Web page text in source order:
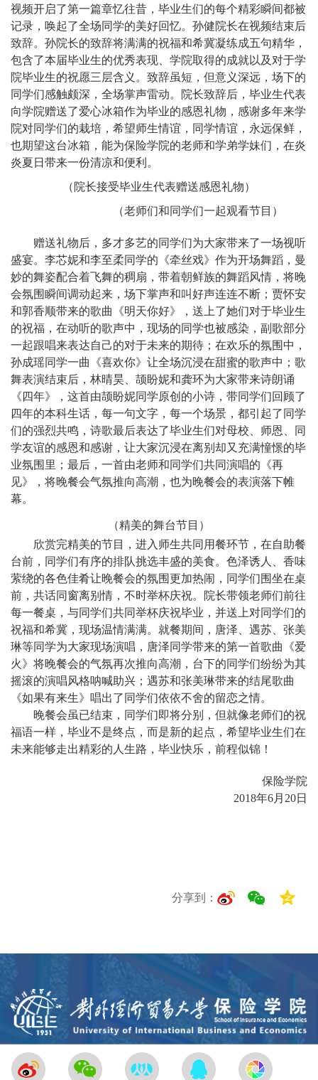
视频开启了第一篇章忆往昔，毕业生们的每个精彩瞬间都被
记录，唤起了全场同学的美好回忆。孙健院长在视频结束后
致辞。孙院长的致辞将满满的祝福和希冀凝练成五句精华，
包含了本届毕业生的优秀表现、学院取得的成就以及对于学
院毕业生的祝愿三层含义。致辞虽短，但意义深远，场下的
同学们感触颇深，全场掌声雷动。院长致辞后，毕业生代表
向学院赠送了爱心冰箱作为毕业的感恩礼物，感谢多年来学
院对同学们的栽培，希望师生情谊，同学情谊，永远保鲜，
也期望这台冰箱，能为保险学院的老师和学弟学妹们，在炎
炎夏日带来一份清凉和便利。
（院长接受毕业生代表赠送感恩礼物）
（老师们和同学们一起观看节目）
赠送礼物后，多才多艺的同学们为大家带来了一场视听
盛宴。李芯妮和李至柔同学的《牵丝戏》作为开场舞蹈，曼
妙的舞姿配合着飞舞的稠扇，带着朝鲜族的舞蹈风情，将晚
会氛围瞬间调动起来，场下掌声和叫好声连连不断；贾怀安
和郭香顺带来的歌曲《明天你好》，送上了她们对于毕业生
的祝福，在动听的歌声中，现场的同学也被感染，副歌部分
一起跟唱来表达自己的对于未来的期待；在欢乐的氛围中，
孙成瑶同学一曲《喜欢你》让全场沉浸在甜蜜的歌声中；歌
舞表演结束后，林晴昊、颉盼妮和龚环为大家带来诗朗诵
《四年》，这首由颉盼妮同学原创的小诗，带同学们回顾了
四年的本科生话，每一句文字，每一个场景，都引起了同学
们的强烈共鸣，诗歌最后表达了毕业生们对母校、师恩、同
学友谊的感恩和感谢，让大家沉浸在离别却又充满憧憬的毕
业氛围里；最后，一首由老师和同学们共同演唱的《再
见》，将晚餐会气氛推向高潮，也为晚餐会的表演落下帷
幕。
（精美的舞台节目）
欣赏完精美的节目，进入师生共同用餐环节，在自助餐
台前，同学们有序的排队挑选丰盛的美食。色泽诱人、香味
萦绕的各色佳肴让晚餐会的氛围更加热闹，同学们围坐在桌
前，共话同窗离别情，不时举杯庆祝。院长带领老师们前往
每一餐桌，与同学们共同举杯庆祝毕业，并送上对同学们的
祝福和希冀，现场温情满满。就餐期间，唐泽、遇苏、张美
琳等同学为大家现场演唱，唐泽同学带来的第一首歌曲《爱
火》将晚餐会的气氛再次推向高潮，台下的同学们纷纷为其
摇滚的演唱风格呐喊助兴；遇苏和张美琳带来的结尾歌曲
《如果有来生》唱出了同学们依依不舍的留恋之情。
晚餐会虽已结束，同学们即将分别，但就像老师们的祝
福语一样，毕业不是终点，而是新的起点，希望毕业生们在
未来能够走出精彩的人生路，毕业快乐，前程似锦！
保险学院
2018年6月20日
分享到：